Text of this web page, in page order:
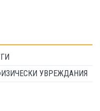
УВРЕЖДАНИЯ